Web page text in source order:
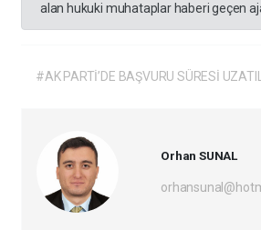
alan hukuki muhataplar haberi geçen
#AK PARTİ’DE BAŞVURU SÜRESİ
Orhan SUNAL